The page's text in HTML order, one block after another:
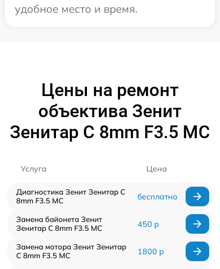
удобное место и время.
Цены на ремонт
объектива Зенит
Зенитар C 8mm F3.5 МС
Услуга Цена
Диагностика Зенит Зенитар C
8mm F3.5 МС
бесплатно
Замена байонета Зенит
Зенитар C 8mm F3.5 МС
450 р
Замена мотора Зенит Зенитар
C 8mm F3.5 МС
1800 р